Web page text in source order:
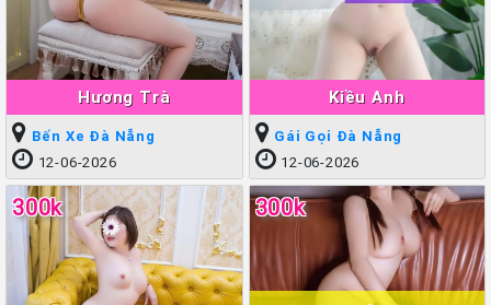
Hương Trà
Bến Xe Đà Nẵng
12-06-2026
Kiều Anh
Gái Gọi Đà Nẵng
12-06-2026
300k 300k